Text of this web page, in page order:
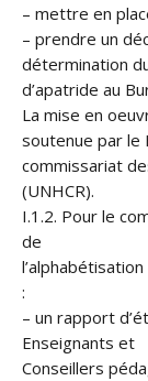
– mettre en
– prendre un
détermination
d’apatride au
La mise en
soutenue par le
commissariat
(UNHCR).
I.1.2. Pour le
de
:
– un rapport
Enseignants et
Conseillers